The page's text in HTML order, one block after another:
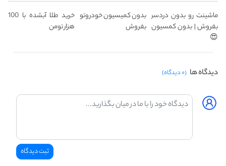
ماشینت رو بدون دردسر
بفروش | بدون کمسیون
😍
بدون کمیسیون خودروتو
بفروش
خرید طلا آبشده با 100
هزار تومن
دیدگاه ها (۰ دیدگاه)